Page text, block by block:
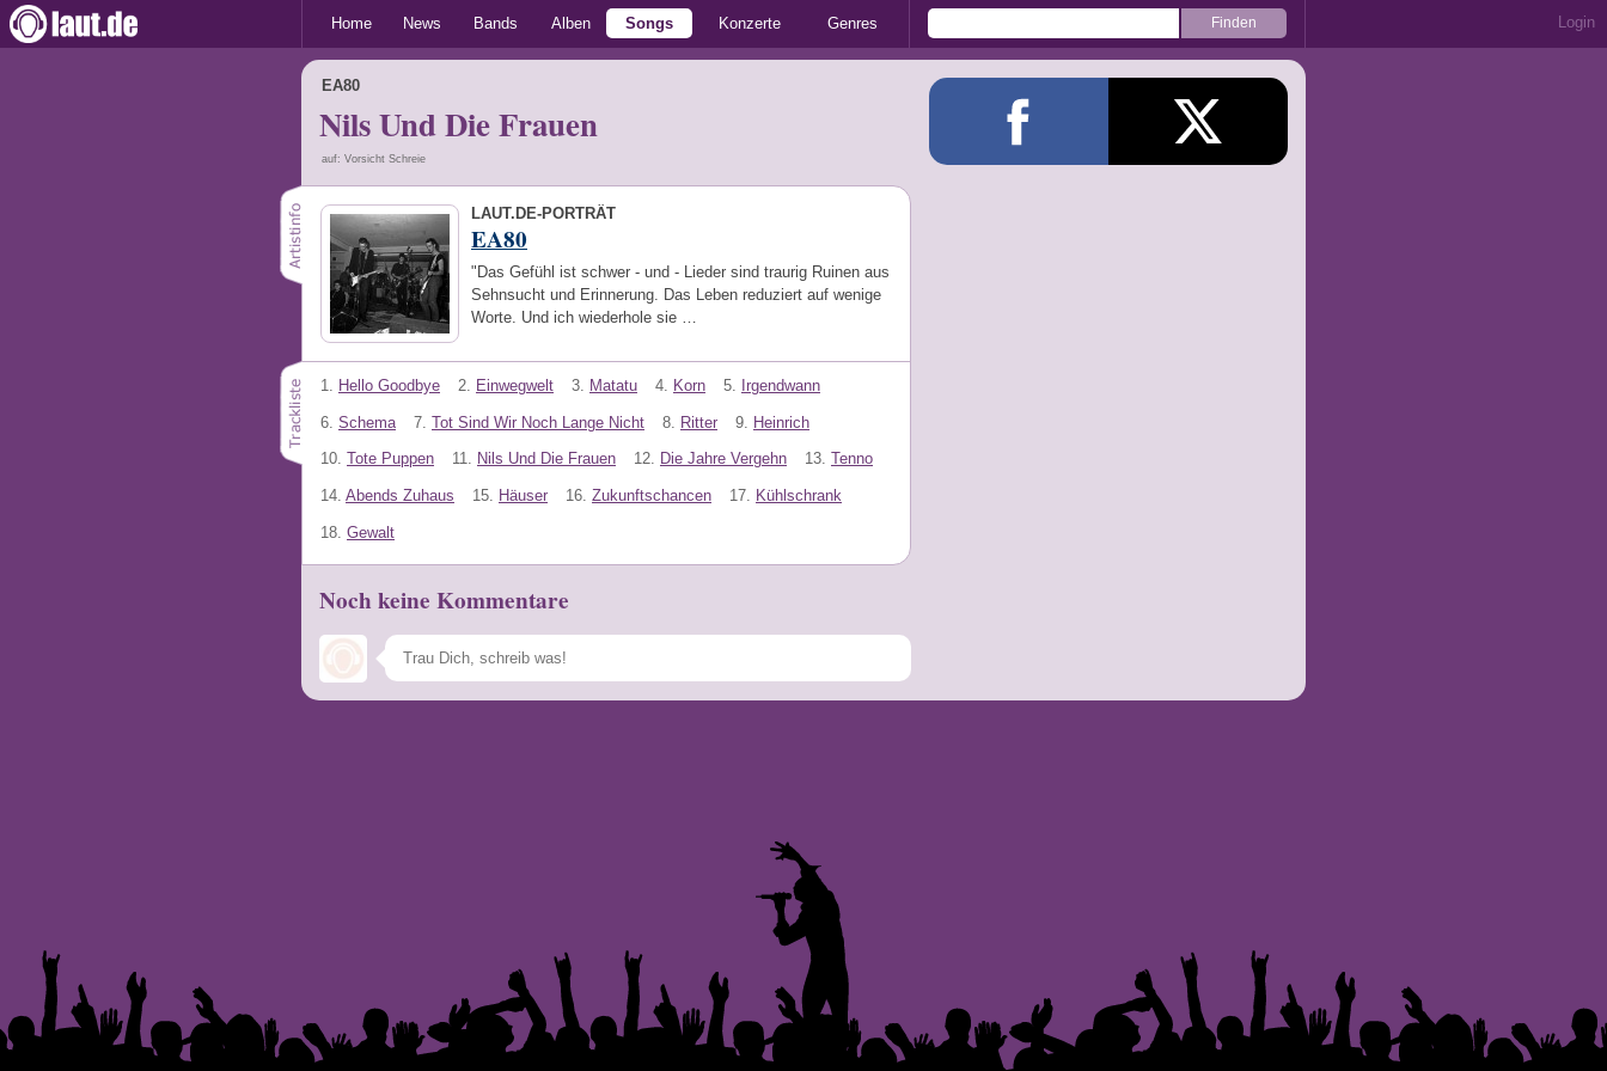
Home News Bands Alben Songs Konzerte Genres Login
EA80
Nils Und Die Frauen
auf: Vorsicht Schreie
LAUT.DE-PORTRÄT
EA80
"Das Gefühl ist schwer - und - Lieder sind traurig Ruinen aus
Sehnsucht und Erinnerung. Das Leben reduziert auf wenige
Worte. Und ich wiederhole sie …
1. Hello Goodbye 2. Einwegwelt 3. Matatu 4. Korn 5. Irgendwann
6. Schema 7. Tot Sind Wir Noch Lange Nicht 8. Ritter 9. Heinrich
10. Tote Puppen 11. Nils Und Die Frauen 12. Die Jahre Vergehn 13. Tenno
14. Abends Zuhaus 15. Häuser 16. Zukunftschancen 17. Kühlschrank
18. Gewalt
Noch keine Kommentare
Speichern